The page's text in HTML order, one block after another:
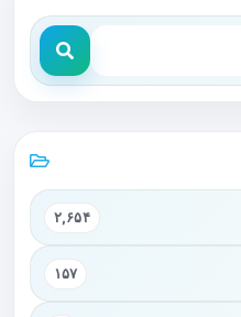
۲,۶۵۴
۱۵۷